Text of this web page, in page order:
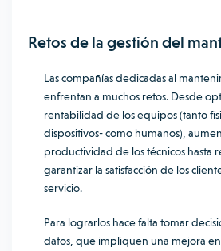
Retos de la gestión del
Las compañías dedicadas al
enfrentan a muchos retos. Desde
rentabilidad de los equipos (tanto
dispositivos- como humanos),
productividad de los técnicos hasta
garantizar la satisfacción de los
servicio.
Para lograrlos hace falta tomar
datos, que impliquen una mejora